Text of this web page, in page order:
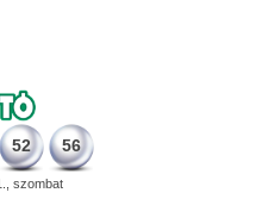
52 56
szombat